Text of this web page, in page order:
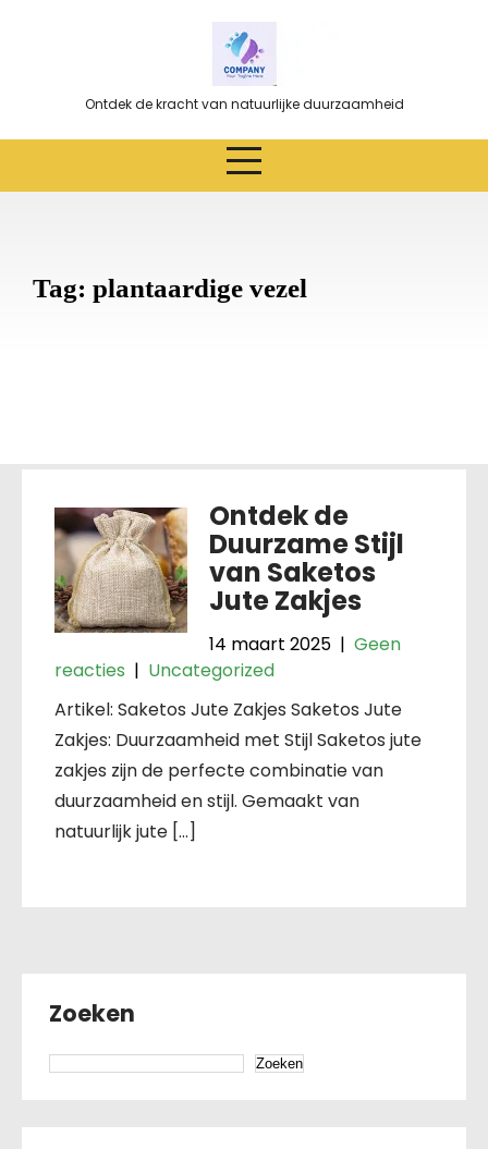
Ontdek de kracht van natuurlijke duurzaamheid
Tag: plantaardige vezel
Ontdek de
Duurzame Stijl
van Saketos
Jute Zakjes
14 maart 2025 | Geen
reacties | Uncategorized
Artikel: Saketos Jute Zakjes Saketos Jute
Zakjes: Duurzaamheid met Stijl Saketos jute
zakjes zijn de perfecte combinatie van
duurzaamheid en stijl. Gemaakt van
natuurlijk jute […]
Zoeken
Zoeken